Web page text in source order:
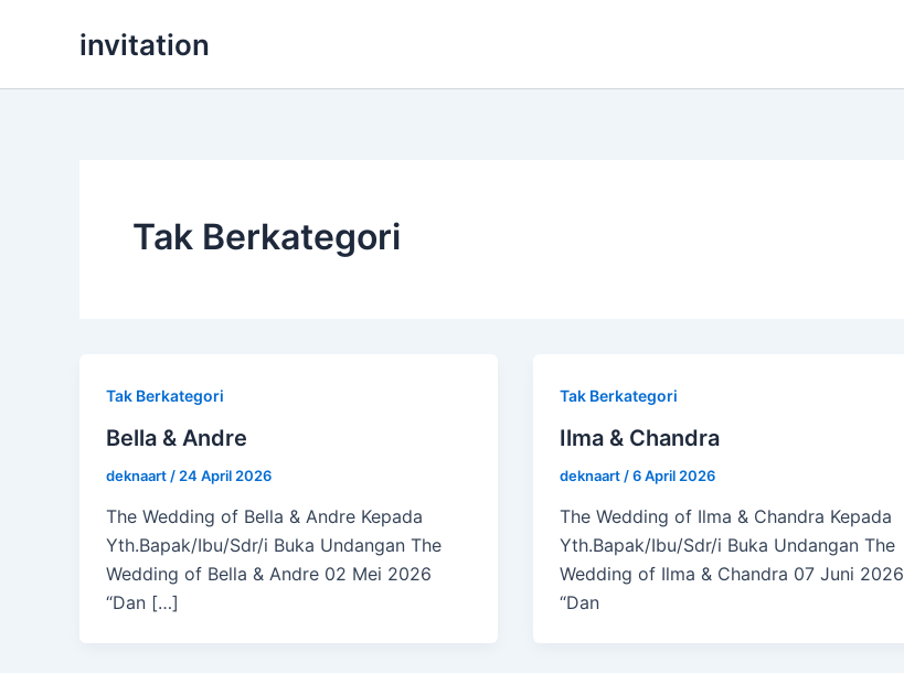
invitation
Tak Berkategori
Tak Berkategori
Bella & Andre
deknaart / 24 April 2026
The Wedding of Bella & Andre Kepada
Yth.Bapak/Ibu/Sdr/i Buka Undangan The
Wedding of Bella & Andre 02 Mei 2026
“Dan […]
Tak Berkategori
Ilma & Chandra
deknaart /6 April 2026
The Wedding of Ilma & Chandra Kepada
Yth.Bapak/Ibu/Sdr/i Buka Undangan The
Wedding of Ilma & Chandra 07 Juni 2026
“Dan